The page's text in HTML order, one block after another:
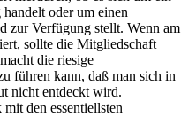
oder um einen
zur Verfügung stellt. Wenn am
sollte die Mitgliedschaft
die riesige
führen kann, daß man sich in
nicht entdeckt wird.
den essentiellsten